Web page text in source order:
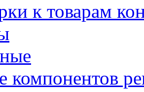
к товарам
компонентов